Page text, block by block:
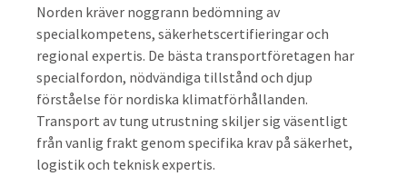
Norden kräver noggrann bedömning av
specialkompetens, säkerhetscertifieringar och
regional expertis. De bästa transportföretagen har
specialfordon, nödvändiga tillstånd och djup
förståelse för nordiska klimatförhållanden.
Transport av tung utrustning skiljer sig väsentligt
från vanlig frakt genom specifika krav på säkerhet,
logistik och teknisk expertis.